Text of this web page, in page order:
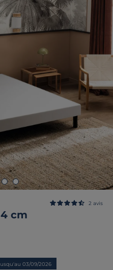
cm
2 avis
03/09/2026